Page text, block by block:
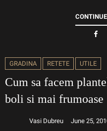
GRADINA RETETE UTILE
Cum sa facem
boli si mai frumoase
Vasi Dubreu June 25,